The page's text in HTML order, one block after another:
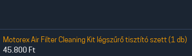
Motorex Air Filter Cleaning Kit légszűrő tisztító szett (1 db)
45.800 Ft